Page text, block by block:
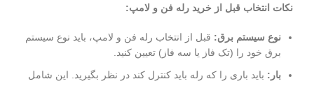
نکات انتخاب قبل از خرید رله فن و لامپ:
نوع سیستم برق: قبل از انتخاب رله فن و لامپ، باید نوع سیستم
برق خود را (تک فاز یا سه فاز) تعیین کنید.
بار: باید باری را که رله باید کنترل کند در نظر بگیرید. این شامل